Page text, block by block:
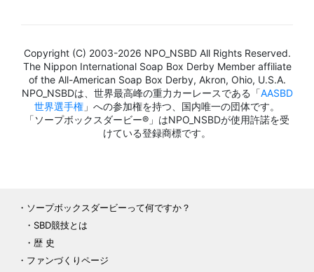
Copyright (C) 2003-2026 NPO_NSBD All Rights Reserved.
The Nippon International Soap Box Derby Member affiliate
of the All-American Soap Box Derby, Akron, Ohio, U.S.A.
NPO_NSBDは、世界最高峰の重力カーレースである「AASBD
世界選手権 」への参加権を持つ、国内唯一の団体です。
「ソープボックスダービー®」はNPO_NSBDが使用許諾を受
けている登録商標です。
ソープボックスダービーって何ですか？
SBD競技とは
歴 史
ファンづくりページ